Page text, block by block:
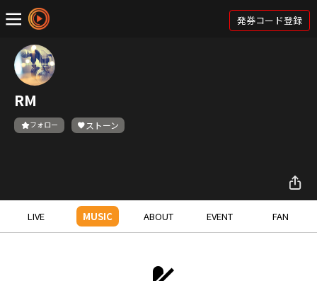
発券コード登録
RM
フォロー ストーン
LIVE MUSIC ABOUT EVENT FAN